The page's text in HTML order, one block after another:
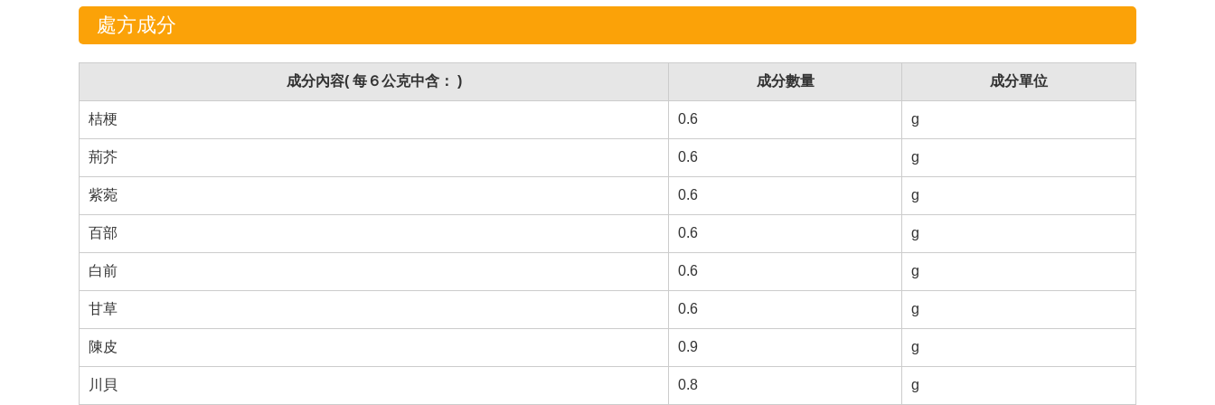
處方成分
成分內容( 每６公克中含： ) 成分數量 成分單位
桔梗 0.6 g
荊芥 0.6 g
紫菀 0.6 g
百部 0.6 g
白前 0.6 g
甘草 0.6 g
陳皮 0.9 g
川貝 0.8 g